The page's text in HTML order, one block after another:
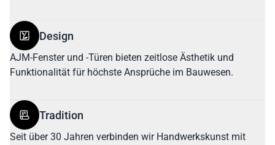
Design
AJM-Fenster und -Türen bieten zeitlose Ästhetik und
Funktionalität für höchste Ansprüche im Bauwesen.
Tradition
Seit über 30 Jahren verbinden wir Handwerkskunst mit